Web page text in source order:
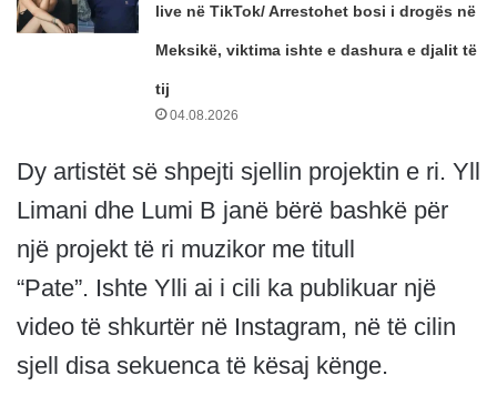
live në TikTok/ Arrestohet bosi i drogës në
Meksikë, viktima ishte e dashura e djalit të
tij
04.08.2026
Dy artistët së shpejti sjellin projektin e ri. Yll
Limani dhe Lumi B janë bërë bashkë për
një projekt të ri muzikor me titull
“Pate”. Ishte Ylli ai i cili ka publikuar një
video të shkurtër në Instagram, në të cilin
sjell disa sekuenca të kësaj kënge.